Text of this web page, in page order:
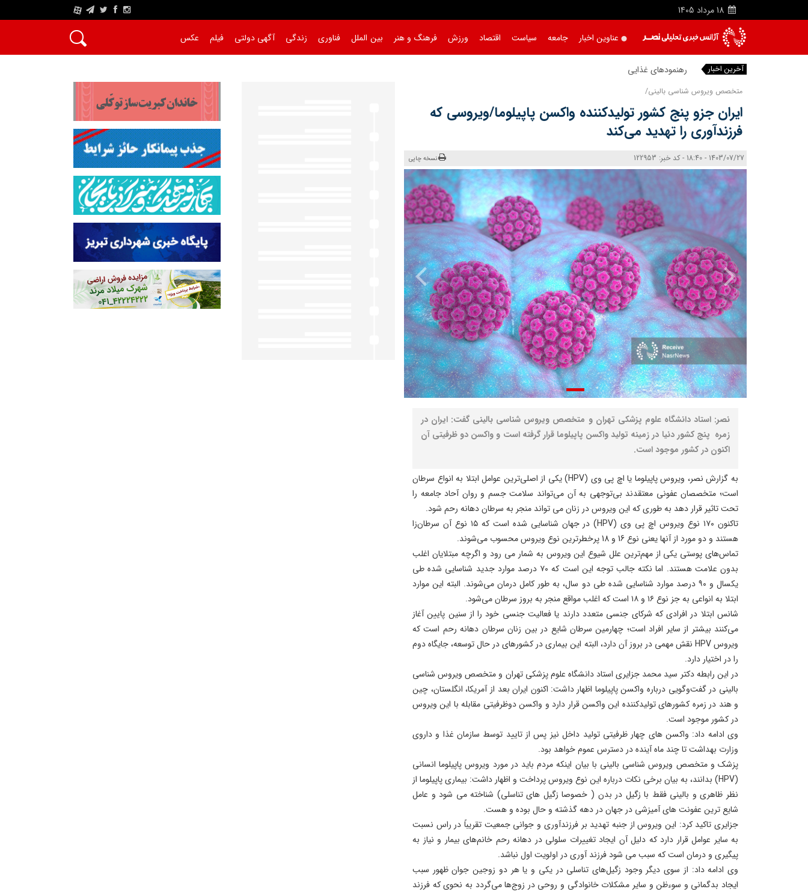
18 مرداد 1405
A
عناوین اخبار جامعه سیاست اقتصاد ورزش فرهنگ و هنر بین الملل فناوری زندگی آگهی دولتی فیلم عکس
آخرین اخبار رهنمودهای غذایی کودکان و نو
متخصص ویروس شناسی بالینی/
ایران جزو پنج کشور تولیدکننده واکسن پاپیلوما/ویروسی که
فرزندآوری را تهدید می‌کند
1403/07/27 - 18:40 - کد خبر: 122953 نسخه چاپی
نصر: استاد دانشگاه علوم پزشکی تهران و متخصص ویروس شناسی بالینی گفت: ایران در
زمره پنج کشور دنیا در زمینه تولید واکسن پاپیلوما قرار گرفته است و واکسن دو ظرفیتی آن
اکنون در کشور موجود است.
به گزارش نصر، ویروس پاپیلوما یا اچ پی وی (HPV) یکی از اصلی‌ترین عوامل ابتلا به انواع سرطان
است؛ متخصصان عفونی معتقدند بی‌توجهی به آن می‌تواند سلامت جسم و روان آحاد جامعه را
تحت تاثیر قرار دهد به طوری که این ویروس در زنان می تواند منجر به سرطان دهانه رحم شود.
تاکنون ۱۷۰ نوع ویروس اچ پی وی (HPV) در جهان شناسایی شده است که ۱۵ نوع آن سرطان‌زا
هستند و دو مورد از آنها یعنی نوع 16 و 18 پرخطرترین نوع ویروس محسوب می‌شوند.
تماس‌های پوستی یکی از مهم‌ترین علل شیوع این ویروس به شمار می رود و اگرچه مبتلایان اغلب
بدون علامت هستند. اما نکته جالب توجه این است که ۷۰ درصد موارد جدید شناسایی شده طی
یکسال و ۹۰ درصد موارد شناسایی شده طی دو سال، به طور کامل درمان می‌شوند. البته این موارد
ابتلا به انواعی به جز نوع ۱۶ و ۱۸ است که اغلب مواقع منجر به بروز سرطان می‌شود.
شانس ابتلا در افرادی که شرکای جنسی متعدد دارند یا فعالیت جنسی خود را از سنین پایین آغاز
می‌کنند بیشتر از سایر افراد است؛ چهارمین سرطان شایع در بین زنان سرطان دهانه رحم است که
ویروس HPV نقش مهمی در بروز آن دارد، البته این بیماری در کشورهای در حال توسعه، جایگاه دوم
را در اختیار دارد.
در این رابطه دکتر سید محمد جزایری استاد دانشگاه علوم پزشکی تهران و متخصص ویروس شناسی
بالینی در گفت‌وگویی درباره واکسن پاپیلوما اظهار داشت: اکنون ایران بعد از آمریکا، انگلستان، چین
و هند در زمره کشورهای تولیدکننده این واکسن قرار دارد و واکسن دوظرفیتی مقابله با این ویروس
در کشور موجود است.
وی ادامه داد: واکسن های چهار ظرفیتی تولید داخل نیز پس از تایید توسط سازمان غذا و داروی
وزارت بهداشت تا چند ماه آینده در دسترس عموم خواهد بود.
پزشک و متخصص ویروس شناسی بالینی با بیان اینکه مردم باید در مورد ویروس پاپیلوما انسانی
(HPV) بدانند، به بیان برخی نکات درباره این نوع ویروس پرداخت و اظهار داشت: بیماری پاپیلوما از
نظر ظاهری و بالینی فقط با زگیل در بدن ( خصوصا زگیل های تناسلی) شناخته می شود و عامل
شایع ترین عفونت های آمیزشی در جهان در دهه گذشته و حال بوده و هست.
جزایری تاکید کرد: این ویروس از جنبه تهدید بر فرزندآوری و جوانی جمعیت تقریباً در راس نسبت
به سایر عوامل قرار دارد که دلیل آن ایجاد تغییرات سلولی در دهانه رحم خانم‌های بیمار و نیاز به
پیگیری و درمان است که سبب می شود فرزند آوری در اولویت اول نباشد.
وی ادامه داد: از سوی دیگر وجود زگیل‌های تناسلی در یکی و یا هر دو زوجین جوان ظهور سبب
ایجاد بدگمانی و سوءظن و سایر مشکلات خانوادگی و روحی در زوج‌ها می‌گردد به نحوی که فرزند